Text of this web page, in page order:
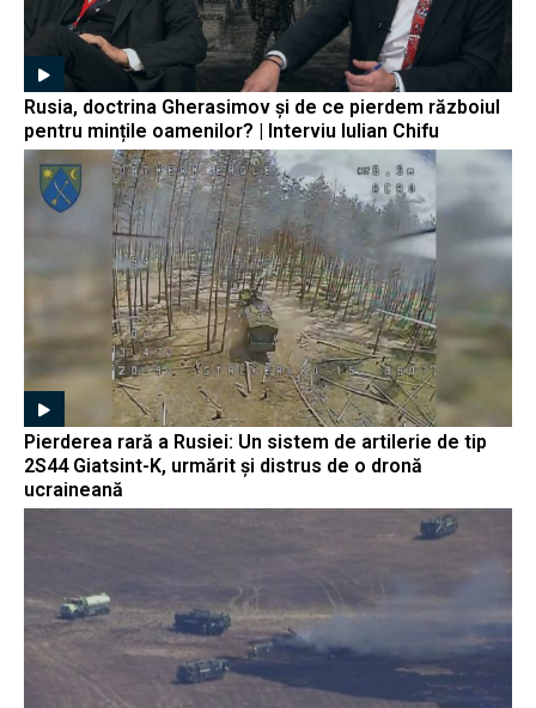
Rusia, doctrina Gherasimov și de ce pierdem războiul
pentru mințile oamenilor? | Interviu Iulian Chifu
Pierderea rară a Rusiei: Un sistem de artilerie de tip
2S44 Giatsint-K, urmărit și distrus de o dronă
ucraineană